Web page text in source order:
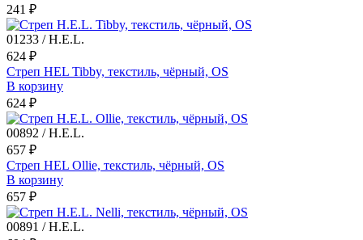
241 ₽
01233 / H.E.L.
624 ₽
Стреп HEL Tibby, текстиль, чёрный, OS
В корзину
624 ₽
00892 / H.E.L.
657 ₽
Стреп HEL Ollie, текстиль, чёрный, OS
В корзину
657 ₽
00891 / H.E.L.